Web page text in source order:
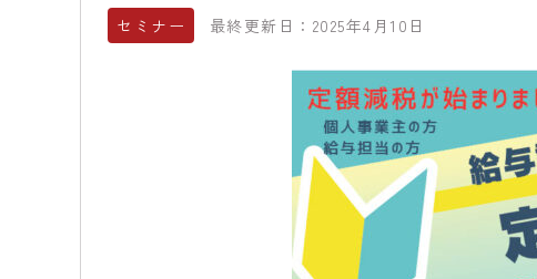
セミナー 最終更新日：2025年4月10日